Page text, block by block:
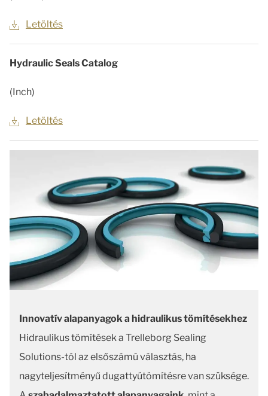
Letöltés
Hydraulic Seals Catalog
(Inch)
Letöltés
Innovatív alapanyagok a hidraulikus tömítésekhez
Hidraulikus tömítések a Trelleborg Sealing
Solutions-tól az elsőszámú választás, ha
nagyteljesítményű dugattyútömítésre van szüksége.